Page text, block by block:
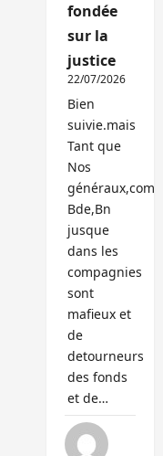
fondée
sur la
justice
22/07/2026
Bien
suivie.mais
Tant que
Nos
généraux,com
Bde,Bn
jusque
dans les
compagnies
sont
mafieux et
de
detourneurs
des fonds
et de…